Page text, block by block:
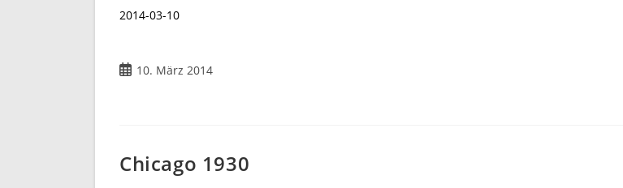
2014-03-10
Beitrag10. März 2014
Chicago 1930